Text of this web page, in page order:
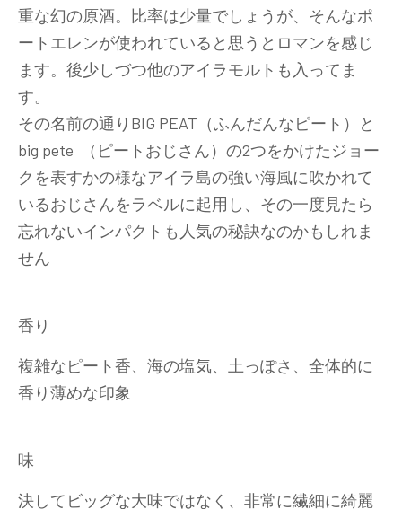
重な幻の原酒。比率は少量でしょうが、そんなポ
ートエレンが使われていると思うとロマンを感じ
ます。後少しづつ他のアイラモルトも入ってま
す。
その名前の通りBIG PEAT（ふんだんなピート）と
big pete （ピートおじさん）の2つをかけたジョー
クを表すかの様なアイラ島の強い海風に吹かれて
いるおじさんをラベルに起用し、その一度見たら
忘れないインパクトも人気の秘訣なのかもしれま
せん
香り
複雑なピート香、海の塩気、土っぽさ、全体的に
香り薄めな印象
味
決してビッグな大味ではなく、非常に繊細に綺麗